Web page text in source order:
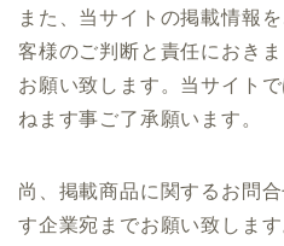
また、当サイトの掲載情報
客様のご判断と責任におき
お願い致します。当サイト
ねます事ご了承願います。
尚、掲載商品に関するお問
す企業宛までお願い致しま